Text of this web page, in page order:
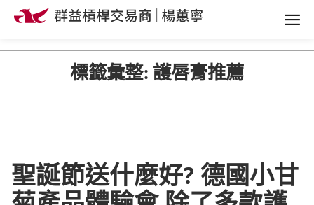
標籤彙整: 護唇膏推薦
聖誕節送什麼好? 德國小甘